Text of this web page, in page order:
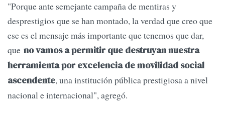
"Porque ante semejante campaña de mentiras y
desprestigios que se han montado, la verdad que creo que
ese es el mensaje más importante que tenemos que dar,
que no vamos a permitir que destruyan nuestra
herramienta por excelencia de movilidad social
ascendente, una institución pública prestigiosa a nivel
nacional e internacional", agregó.